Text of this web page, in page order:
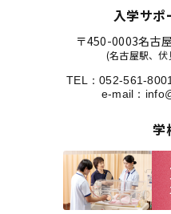
入学サポ
〒450-0003名古
(名古屋駅、
TEL：052-561-8001
e-mail：
学